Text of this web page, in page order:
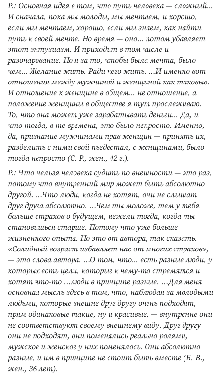
Р.: Основная идея в том, что путь человека — сложный...
И сначала, пока мы молоды, мы мечтаем, и хорошо,
если мы мечтаем, хорошо, если мы знаем, как найти
путь к своей мечте. Но время — оно... потом убавляет
этот энтузиазм. И приходит в том числе и
разочарование. Но я за то, чтобы была мечта, было
чем... Желание жить. Ради чего жить. …И именно вот
отношения между мужчиной и женщиной как таковые.
И отношение к женщине в общем... не отношение, а
положение женщины в обществе я тут прослеживаю.
То, что она может уже зарабатывать деньги... Да, и
что тогда, в те времена, это было непросто. Именно,
да, признание мужчинами прав женщин — принять их,
разделить с ними свой пьедестал, с женщинами, было
тогда непросто (С. Р., жен., 42 г.).
Р.: Что нельзя человека судить по внешности — это раз,
потому что внутренний мир может быть абсолютно
другой. …Что люди, когда не хотят, они не слышат
друг друга абсолютно. …Чем ты моложе, тем у тебя
больше страхов о будущем, нежели тогда, когда ты
становишься старше. Потому что уже больше
жизненного опыта. Но это от автора, так сказать.
«Солидный возраст избавляет нас от многих страхов»,
— это слова автора. …О том, что... есть разные люди, у
которых есть цели, которые к чему-то стремятся и
хотят что-то …люди в принципе разные. …Для меня
основная мысль здесь в том, что, наблюдая за молодыми
людьми, которые внешне друг другу очень подходят,
прям одинаковые такие, ну и красивые, — внутренне они
не соответствуют своему внешнему виду. Друг другу
они не подходят, они поменялись реально ролями,
мужское и женское у них поменялось. Они абсолютно
разные, и им в принципе не стоит быть вместе (Б. В.,
жен., 36 лет).